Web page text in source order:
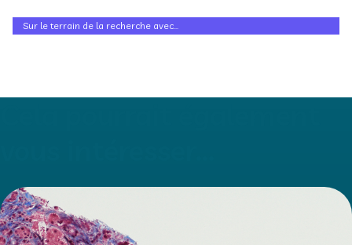
Sur le terrain de la recherche avec...